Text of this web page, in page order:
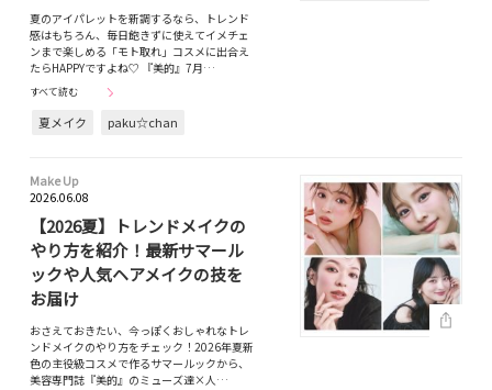
夏のアイパレットを新調するなら、トレンド
感はもちろん、毎日飽きずに使えてイメチェ
ンまで楽しめる「モト取れ」コスメに出合え
たらHAPPYですよね♡ 『美的』7月…
すべて読む
夏メイク paku☆chan
Make Up
2026.06.08
【2026夏】トレンドメイクの
やり方を紹介！最新サマール
ックや人気ヘアメイクの技を
お届け
おさえておきたい、今っぽくおしゃれなトレ
ンドメイクのやり方をチェック！2026年夏新
色の主役級コスメで作るサマールックから、
美容専門誌『美的』のミューズ達×人…